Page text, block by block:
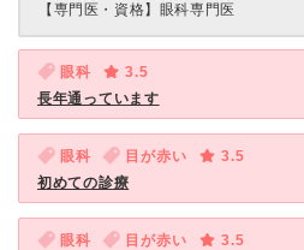
【専門医・資格】 眼科専門医
眼科
3.5
長年通っています
眼科 目が赤い
3.5
初めての診療
眼科 目が赤い
3.5